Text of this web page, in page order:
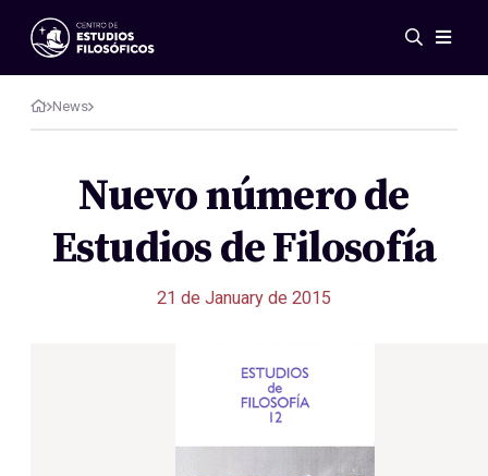
Events
News
Research
Publications
Gallery
News
Nuevo número de
Estudios de Filosofía
21 de January de 2015